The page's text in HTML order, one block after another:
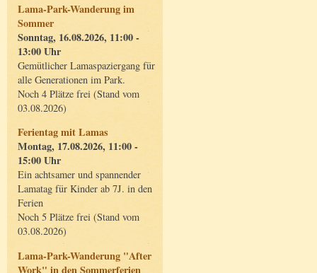
Lama-Park-Wanderung im
Sommer
Sonntag, 16.08.2026, 11:00 -
13:00 Uhr
Gemütlicher Lamaspaziergang für
alle Generationen im Park.
Noch 4 Plätze frei (Stand vom
03.08.2026)
Ferientag mit Lamas
Montag, 17.08.2026, 11:00 -
15:00 Uhr
Ein achtsamer und spannender
Lamatag für Kinder ab 7J. in den
Ferien
Noch 5 Plätze frei (Stand vom
03.08.2026)
Lama-Park-Wanderung "After
Work" in den Sommerferien